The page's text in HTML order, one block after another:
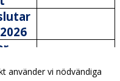
använder vi nödvändiga